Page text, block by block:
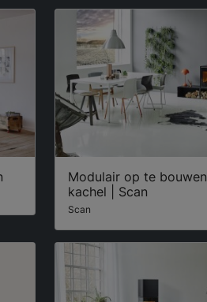
Modulair op te bouwen
kachel | Scan
Scan